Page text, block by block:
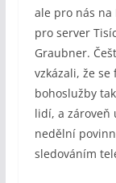
ale pro nás na
pro server
Graubner.
vzkázali, že
bohoslužby
lidí, a zároveň
nedělní
sledováním